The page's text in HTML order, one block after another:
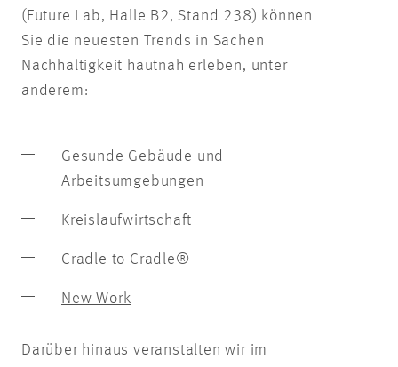
(Future Lab, Halle B2, Stand 238) können
Sie die neuesten Trends in Sachen
Nachhaltigkeit hautnah erleben, unter
anderem:
Gesunde Gebäude und
Arbeitsumgebungen
Kreislaufwirtschaft
Cradle to Cradle®
New Work
Darüber hinaus veranstalten wir im